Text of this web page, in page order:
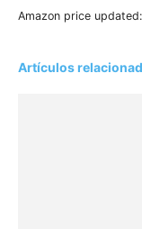
Amazon price updated:
Artículos